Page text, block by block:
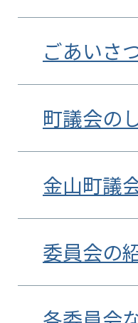
ごあいさ
町議会の
金山町議
委員会の